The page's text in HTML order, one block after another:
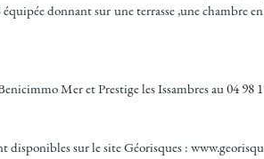
donnant sur une terrasse ,une chambre
Mer et Prestige les Issambres au 04 98
disponibles sur le site Géorisques :